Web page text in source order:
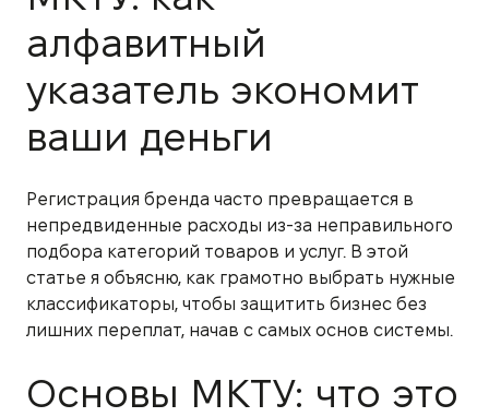
алфавитный
указатель экономит
ваши деньги
Регистрация бренда часто превращается в
непредвиденные расходы из-за неправильного
подбора категорий товаров и услуг. В этой
статье я объясню, как грамотно выбрать нужные
классификаторы, чтобы защитить бизнес без
лишних переплат, начав с самых основ системы.
Основы МКТУ: что это